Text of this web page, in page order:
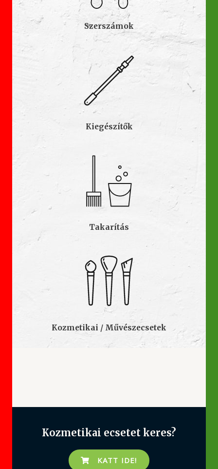
Szerszámok
Kiegészítők
Takarítás
Kozmetikai / Művészecsetek
Kozmetikai ecsetet keres?
KATT IDE!